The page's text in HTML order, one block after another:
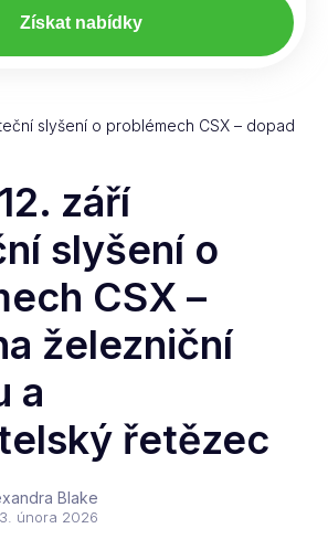
Získat nabídky
slyšení o problémech CSX – dopad
září
slyšení o
CSX –
železniční
a
řetězec
Blake
února 2026